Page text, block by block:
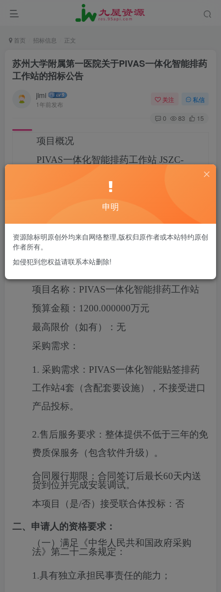
首页 招标信息 正文
苏州大学附属第一医院关于PIVAS一体化智能排药
工作站的招标公告
jimi
1年前发布
关注 私信
0 83 15
项目概况
PIVAS一体化智能排药工作站 JSZC-
（深业姑苏中心）1幢17层
2024-12-19 14:30
件。
一、项目基本情况
项目编号：JSZC-320000-SZWK-G2024-
项目名称： PIVAS一体化智能排药工作站
预算金额： 1200.000000万元
最高限价（如有）： 无
采购需求：
1. 采购需求： PIVAS一体化智能贴签排药
工作站4套（含配套要设施），不接受进口
产品投标。
2.售后服务要求：整体提供不低于三年的免
费质保服务（包含软件升级）。
合同履行期限： 合同签订后最长60天内送
货到位并完成安装调试。
本项目（是/否）接受联合体投标： 否
二、申请人的资格要求：
（一）满足《中华人民共和国政府采购
法》第二十二条规定：
1.具有独立承担民事责任的能力；
申明
资源除标明原创外均来自网络整理,版权归原作者或本站特约原创
作者所有。
如侵犯到您权益请联系本站删除!